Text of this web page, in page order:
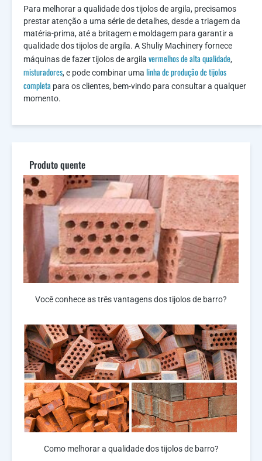
Para melhorar a qualidade dos tijolos de argila, precisamos
prestar atenção a uma série de detalhes, desde a triagem da
matéria-prima, até a britagem e moldagem para garantir a
qualidade dos tijolos de argila. A Shuliy Machinery fornece
máquinas de fazer tijolos de argila vermelhos de alta qualidade,
misturadores, e pode combinar uma linha de produção de tijolos
completa para os clientes, bem-vindo para consultar a qualquer
momento.
Produto quente
Você conhece as três vantagens dos tijolos de barro?
Como melhorar a qualidade dos tijolos de barro?